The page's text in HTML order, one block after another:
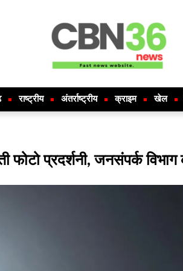
राष्ट्रीय अंतर्राष्ट्रीय क्राइम खेल
फोटो प्रदर्शनी, जनसंपर्क